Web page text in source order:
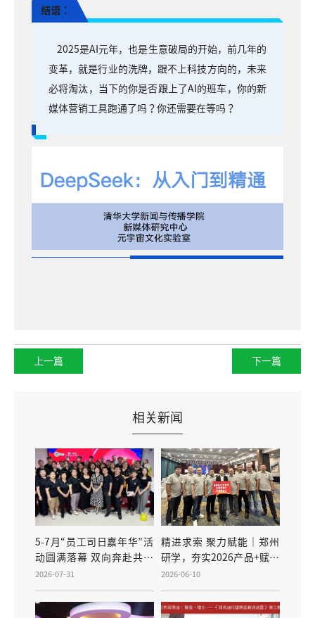
结语：
2025是AI元年，也是生意破局的开始，前几年的
变革，就是行业的洗牌，跟不上科技方向的，未来
必将淘汰，当下的你是否跟上了AI的班车，你的新
媒体营销工具跑通了吗？你还需要在等吗？
上一篇 下一篇
相关新闻
5-7月“员工司日嘉年华”活
动圆满落幕 双向奔赴共筑
成长
2026-07-31
精进求索 聚力赋能｜郑州
研学，夯实2026产品+赋能
+陪跑战略
2026-06-10